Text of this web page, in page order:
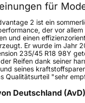
kg
für
2 ist ein
der vor
und einen
Er wurde im Jahr
235/45 R18 98Y
Reifen dank seiner
seines
Qualitätsurteil "sehr
Deutschland (AvD)